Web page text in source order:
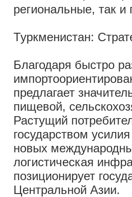
региональные, так и
Туркменистан:
Благодаря быстро
предлагает
пищевой,
Растущий
государством
новых
логистическая
позиционирует
Центральной Азии.